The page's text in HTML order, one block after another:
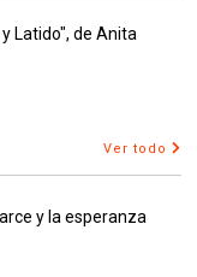
y Latido", de Anita
Ver todo
y la esperanza